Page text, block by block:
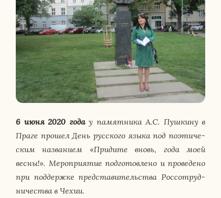
6 июня 2020 годау па­мят­ни­ка А.С. Пуш­ки­ну в
Праге прошел День рус­ско­го языка под по­э­ти­че­
ским на­зва­ни­ем «При­ди­те вновь, года моей
весны!». Ме­ро­при­я­тие под­го­тов­ле­но и про­ве­де­но
при под­держ­ке пред­ста­ви­тель­ства Рос­со­труд­
ни­че­ства в Чехии.